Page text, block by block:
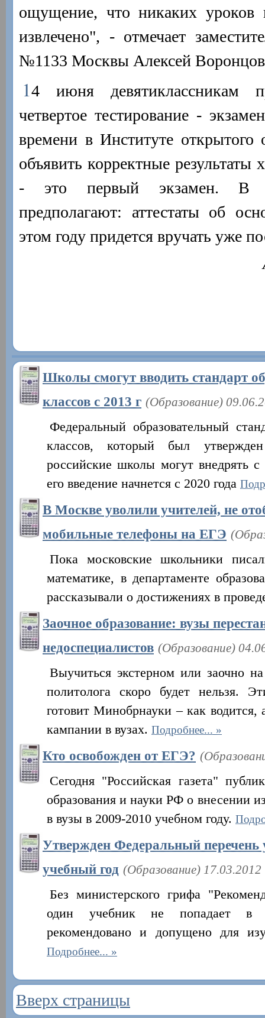
ощущение, что никаких уроков
извлечено", - отмечает
№1133 Москвы Алексей
14 июня девятиклассникам
четвертое тестирование -
времени в Институте открытого
объявить корректные результаты
- это первый экзамен. В
предполагают: аттестаты об
этом году придется вручать уже
Школы смогут вводить стандарт
классов с 2013 г (Образование)
Федеральный образовательный
классов, который был
российские школы могут внедрять с
его введение начнется с 2020 года
В Москве уволили учителей, не
мобильные телефоны на ЕГЭ
Пока московские школьники
математике, в департаменте
рассказывали о достижениях в
Заочное образование: вузы
недоспециалистов (Образование)
Выучиться экстерном или заочно
политолога скоро будет нельзя.
готовит Минобрнауки – как водится,
кампании в вузах. Подробнее...
Кто освобожден от ЕГЭ?
Сегодня "Российская газета"
образования и науки РФ о внесении
в вузы в 2009-2010 учебном году.
Утвержден Федеральный перечень
учебный год (Образование) 17.03.2012
Без министерского грифа
один учебник не попадает в
рекомендовано и допущено для
Подробнее...
Вверх страницы